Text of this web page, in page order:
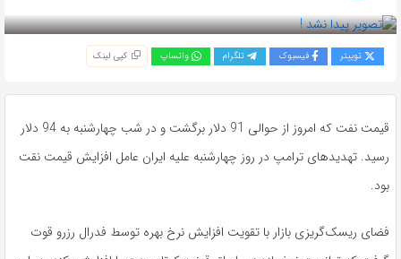
توییتر فیسبوک تلگرام واتساپ کپی لینک
قیمت نفت که امروز از حوالی 91 دلار برگشت و در شب چهارشنبه به 94 دلار
رسید. تهدیدهای ترامپ در روز چهارشنبه علیه ایران عامل افزایش قیمت نقت
بود.
فضای ریسک‌گریزی بازار با تقویت افزایش نرخ بهره توسط فدرال رزرو قوت